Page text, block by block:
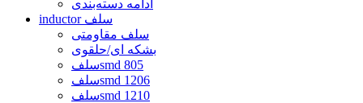
ادامه دسته‌بندی
inductor سلف
سلف مقاومتی
بشکه ای/حلقوی
سلفsmd 805
سلفsmd 1206
سلفsmd 1210